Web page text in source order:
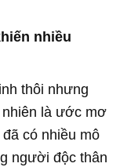
nhiều
thôi nhưng
nhiên là ước mơ
có nhiều mô
người độc thân